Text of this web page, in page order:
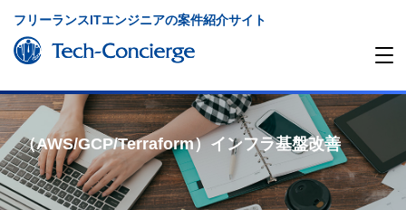
フリーランスITエンジニアの案件紹介サイト
（AWS/GCP/Terraform）インフラ基盤改善